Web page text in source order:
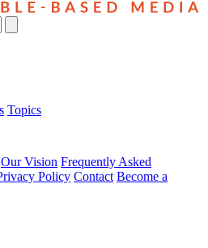
Topics
Our Vision Frequently Asked
Policy Contact Become a